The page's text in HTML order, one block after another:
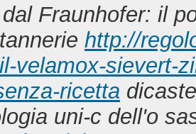
Fraunhofer: il
http://
velamox-sievert-
ricetta
uni-c dell'o